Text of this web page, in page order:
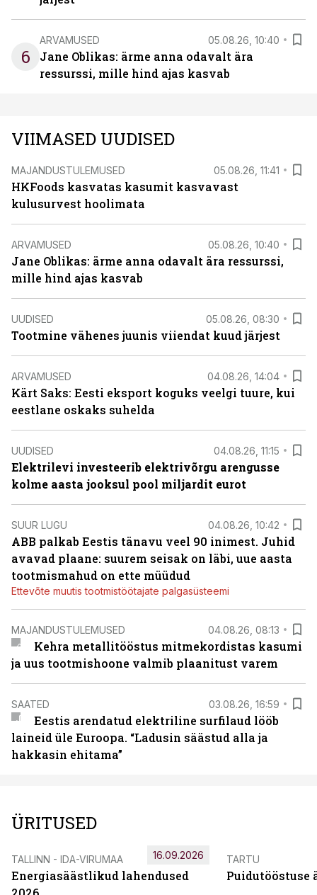
6
ARVAMUSED 05.08.26, 10:40
Jane Oblikas: ärme anna odavalt ära
ressurssi, mille hind ajas kasvab
VIIMASED UUDISED
MAJANDUSTULEMUSED 05.08.26, 11:41
HKFoods kasvatas kasumit kasvavast
kulusurvest hoolimata
ARVAMUSED 05.08.26, 10:40
Jane Oblikas: ärme anna odavalt ära ressurssi,
mille hind ajas kasvab
UUDISED 05.08.26, 08:30
Tootmine vähenes juunis viiendat kuud järjest
ARVAMUSED 04.08.26, 14:04
Kärt Saks: Eesti eksport koguks veelgi tuure, kui
eestlane oskaks suhelda
UUDISED 04.08.26, 11:15
Elektrilevi investeerib elektrivõrgu arengusse
kolme aasta jooksul pool miljardit eurot
SUUR LUGU 04.08.26, 10:42
ABB palkab Eestis tänavu veel 90 inimest. Juhid
avavad plaane: suurem seisak on läbi, uue aasta
tootmismahud on ette müüdud
Ettevõte muutis tootmistöötajate palgasüsteemi
MAJANDUSTULEMUSED 04.08.26, 08:13
Kehra metallitööstus mitmekordistas kasumi
ja uus tootmishoone valmib plaanitust varem
SAATED 03.08.26, 16:59
Eestis arendatud elektriline surfilaud lööb
laineid üle Euroopa. “Ladusin säästud alla ja
hakkasin ehitama”
ÜRITUSED
TALLINN - IDA-VIRUMAA
Energiasäästlikud lahendused
16.09.2026 TARTU
Puidutööstuse